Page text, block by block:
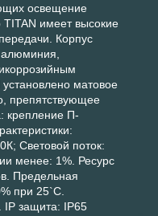
освещение
имеет высокие
Корпус
матовое
препятствующее
крепление П-
Световой поток:
менее: 1%. Ресурс
Предельная
при 25`С.
IP защита: IP65